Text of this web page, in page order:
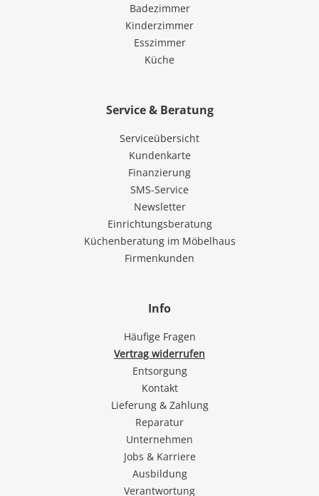
Badezimmer
Kinderzimmer
Esszimmer
Küche
Service & Beratung
Serviceübersicht
Kundenkarte
Finanzierung
SMS-Service
Newsletter
Einrichtungsberatung
Küchenberatung im Möbelhaus
Firmenkunden
Info
Häufige Fragen
Vertrag widerrufen
Entsorgung
Kontakt
Lieferung & Zahlung
Reparatur
Unternehmen
Jobs & Karriere
Ausbildung
Verantwortung